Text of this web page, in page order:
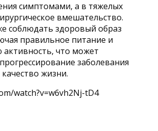
симптомами, а в тяжелых
вмешательство.
соблюдать здоровый образ
правильное питание и
активность, что может
заболевания
жизни.
watch?v=w6vh2Nj-tD4